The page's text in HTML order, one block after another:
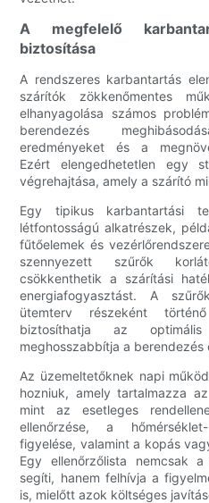
A megfelelő
biztosítása
A rendszeres karbantartás
szárítók zökkenőmentes
elhanyagolása számos
berendezés
eredményeket és a
Ezért elengedhetetlen egy
végrehajtása, amely a szárító
Egy tipikus karbantartási
létfontosságú alkatrészek,
fűtőelemek és
szennyezett szűrők
csökkenthetik a szárítási
energiafogyasztást. A
ütemterv részeként
biztosíthatja az optimális
meghosszabbítja a berendezés
Az üzemeltetőknek napi
hozniuk, amely tartalmazza
mint az esetleges
ellenőrzése, a
figyelése, valamint a kopás
Egy ellenőrzőlista nemcsak
segíti, hanem felhívja a
is, mielőtt azok költséges